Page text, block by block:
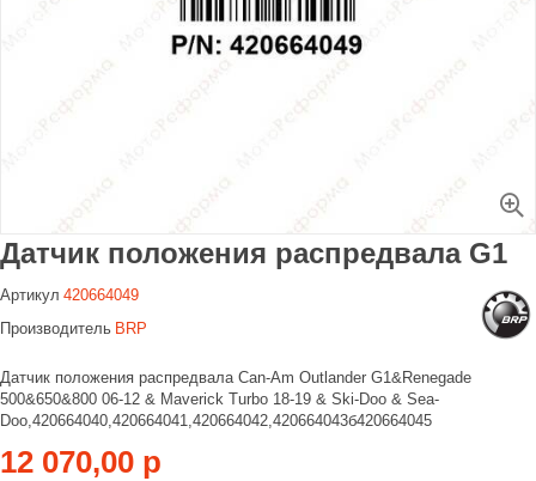
Датчик положения распредвала G1
Артикул 420664049
Производитель BRP
Датчик положения распредвала Can-Am Outlander G1&Renegade
500&650&800 06-12 & Maverick Turbo 18-19 & Ski-Doo & Sea-
Doo,420664040,420664041,420664042,420664043б420664045
12 070,00 р